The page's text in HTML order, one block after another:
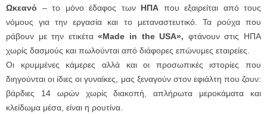
Ωκεανό – το μόνο έδαφος των ΗΠΑ που εξαιρείται από τους
νόμους για την εργασία και το μεταναστευτικό. Τα ρούχα που
ράβουν με την ετικέτα«Made in the USA», φτάνουν στις ΗΠΑ
χωρίς δασμούς και πωλούνται από διάφορες επώνυμες εταιρείες.
Οι κρυμμένες κάμερες αλλά και οι προσωπικές ιστορίες που
διηγούνται οι ίδιες οι γυναίκες, μας ξεναγούν στον εφιάλτη που ζουν:
βάρδιες 14 ωρών χωρίς διακοπή, απλήρωτα μεροκάματα και
κλείδωμα μέσα, είναι η ρουτίνα.